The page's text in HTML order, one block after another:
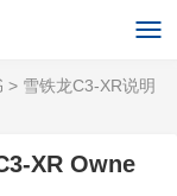
> 雪铁龙C3-XR说明
XR Owne